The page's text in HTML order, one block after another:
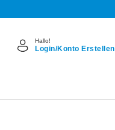
Hallo!
Login/Konto Erstellen